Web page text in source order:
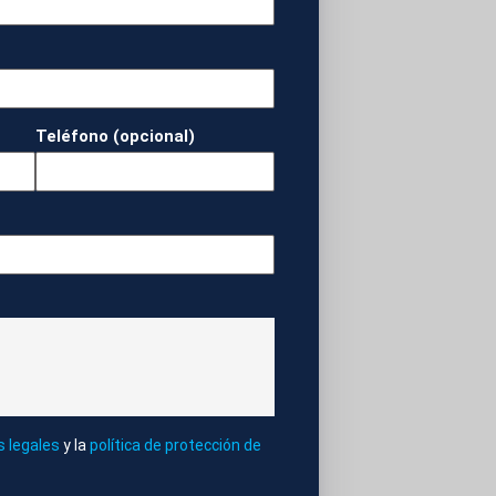
Teléfono (opcional)
legales y la política de protección de
valió el Grammy
un
los Stones
tema de
en una edición
por
los seguidores. El
Steve